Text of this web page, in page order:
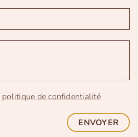
politique de confidentialité
ENVOYER